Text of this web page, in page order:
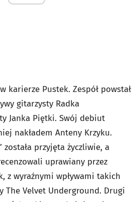
karierze Pustek. Zespół powstał
gitarzysty Radka
Janka Piętki. Swój debiut
nakładem Anteny Krzyku.
została przyjęta życzliwie, a
uprawiany przez
z wyraźnymi wpływami takich
The Velvet Underground. Drugi